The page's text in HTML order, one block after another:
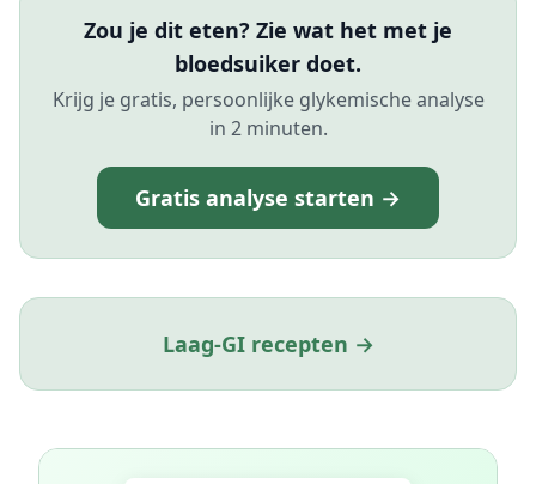
Zou je dit eten? Zie wat het met je
bloedsuiker doet.
Krijg je gratis, persoonlijke glykemische analyse
in 2 minuten.
Gratis analyse starten →
Laag-GI recepten →